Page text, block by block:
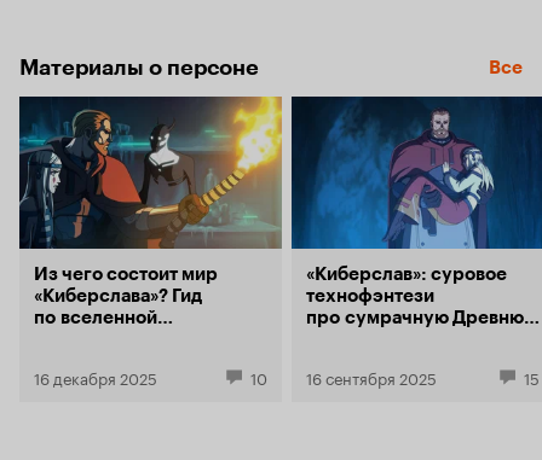
Материалы о персоне Все
Из чего состоит мир
«Киберслава»? Гид
по вселенной
16 декабря 2025 10
«Киберслав»: суровое
технофэнтези
про сумрачную Древнюю
16 сентября 2025 15